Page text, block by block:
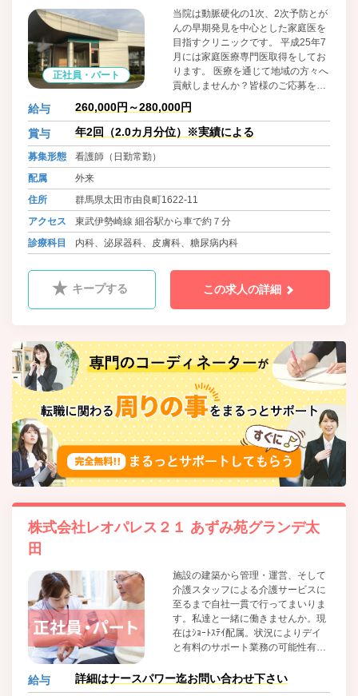
正社員・パート
当院は動脈硬化の1次、2次予防とが
んの早期発見を中心とした家庭医を
目指すクリニックです。 平成25年7
月には家庭医療専門医取得をしてお
ります。 医療を通じて地域の方々へ
貢献しませんか？皆様のご応募を心
よりお待ちしております。
給与 260,000円～280,000円
賞与 年2回（2.0カ月分位）※実績による
募集形態
看護師（日勤常勤）
配属
外来
住所
群馬県太田市由良町1622-11
アクセス
東武伊勢崎線 細谷駅から車で約７分
診療科目
内科、泌尿器科、皮膚科、糖尿病内科
キープする この求人の詳細
株式会社レオパレス２１ あずみ苑グランデ太
田
施設の建築から管理・運営、そして
介護スタッフによる介護サービスに
至るまで自社一貫で行ってまいりま
す。私達と一緒に働きませんか。現
在はｼｮｰﾄｽﾃｲ配属。状況によりデイ
と有料のサポート業務の可能性有
給与 詳細はナースパワー迄お問い合わせ下さい